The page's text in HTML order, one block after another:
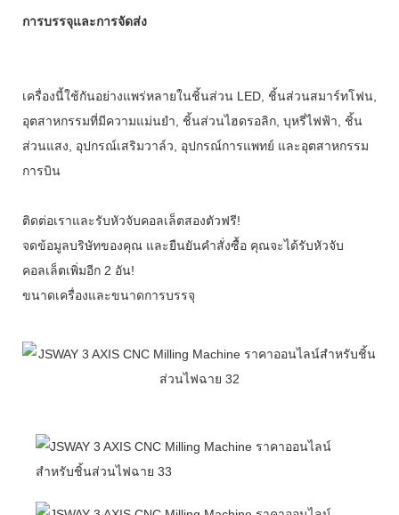
การบรรจุและการจัดส่ง
เครื่องนี้ใช้กันอย่างแพร่หลายในชิ้นส่วน LED, ชิ้นส่วนสมาร์ทโฟน,
อุตสาหกรรมที่มีความแม่นยำ, ชิ้นส่วนไฮดรอลิก, บุหรี่ไฟฟ้า, ชิ้น
ส่วนแสง, อุปกรณ์เสริมวาล์ว, อุปกรณ์การแพทย์ และอุตสาหกรรม
การบิน
ติดต่อเราและรับหัวจับคอลเล็ตสองตัวฟรี!
จดข้อมูลบริษัทของคุณ และยืนยันคำสั่งซื้อ คุณจะได้รับหัวจับ
คอลเล็ตเพิ่มอีก 2 อัน!
ขนาดเครื่องและขนาดการบรรจุ